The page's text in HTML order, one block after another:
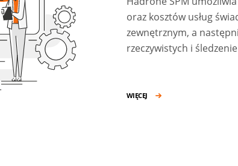
oraz kosztów usług
zewnętrznym, a
rzeczywistych i
WIĘCEJ